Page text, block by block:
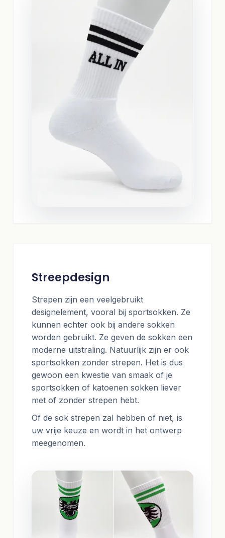
Streepdesign
Strepen zijn een veelgebruikt
designelement, vooral bij sportsokken. Ze
kunnen echter ook bij andere sokken
worden gebruikt. Ze geven de sokken een
moderne uitstraling. Natuurlijk zijn er ook
sportsokken zonder strepen. Het is dus
gewoon een kwestie van smaak of je
sportsokken of katoenen sokken liever
met of zonder strepen hebt.
Of de sok strepen zal hebben of niet, is
uw vrije keuze en wordt in het ontwerp
meegenomen.